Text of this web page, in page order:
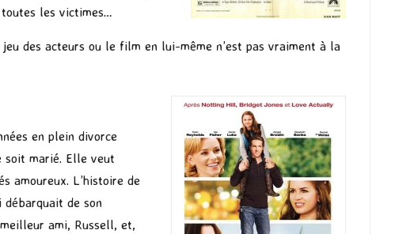
les victimes…
des acteurs ou le film en lui-même n’est pas vraiment à la
en plein divorce
soit marié. Elle veut
amoureux. L’histoire de
débarquait de son
ami, Russell, et,